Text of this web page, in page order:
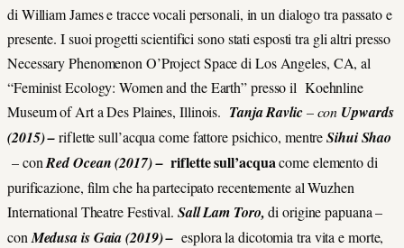
di William James e tracce vocali personali, in un dialogo tra passato e
presente. I suoi progetti scientifici sono stati esposti tra gli altri presso
Necessary Phenomenon O’Project Space di Los Angeles, CA, al
“Feminist Ecology: Women and the Earth” presso il Koehnline
Museum of Art a Des Plaines, Illinois. Tanja Ravlic– con Upwards
(2015) –riflette sull’acqua come fattore psichico, mentreSihui Shao
– conRed Ocean (2017) –riflette sull’acquacome elemento di
purificazione, film che ha partecipato recentemente al Wuzhen
International Theatre Festival. Sall Lam Toro,di origine papuana –
con Medusa is Gaia (2019) – esplora la dicotomia tra vita e morte,